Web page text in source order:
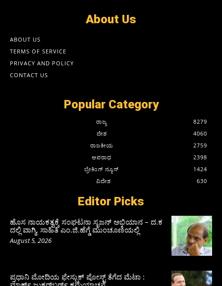
About Us
ABOUT US
TERMS OF SERVICE
PRIVACY AND POLICY
CONTACT US
Popular Category
ರಾಜ್ಯ
8279
ದೇಶ
4060
ರಾಜಕೀಯ
2759
ಅಪರಾಧ
2398
ಬ್ರೇಕಿಂಗ್ ನ್ಯೂಸ್
1424
ವಿದೇಶ
630
Editor Picks
ಹೊಸ ನಾಯಕತ್ವಕ್ಕೆ ಸಂಘಟನಾ ಸೃಜನ್ ಅಭಿಯಾನ – ದ.ಕ
ದಲ್ಲಿ ವಾಗ್ಮಿ, ಸಾಹಿತಿ ಎಂ.ಜಿ.ಹೆಗ್ಡೆ ಮುಂಚೂಣಿಯಲ್ಲಿ
August 5, 2026
ಪ್ರಧಾನಿ ಮೋದಿಯ ಫೇಸ್ಬುಕ್‌ ಪೋಸ್ಟ್‌ ತೆಗೆದ ಮೆಟಾ :